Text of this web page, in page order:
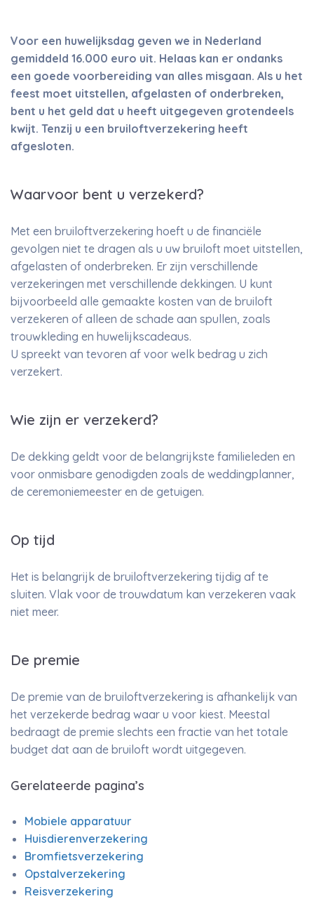
Voor een huwelijksdag geven we in Nederland
gemiddeld 16.000 euro uit. Helaas kan er ondanks
een goede voorbereiding van alles misgaan. Als u het
feest moet uitstellen, afgelasten of onderbreken,
bent u het geld dat u heeft uitgegeven grotendeels
kwijt. Tenzij u een bruiloftverzekering heeft
afgesloten.
Waarvoor bent u verzekerd?
Met een bruiloftverzekering hoeft u de financiële
gevolgen niet te dragen als u uw bruiloft moet uitstellen,
afgelasten of onderbreken. Er zijn verschillende
verzekeringen met verschillende dekkingen. U kunt
bijvoorbeeld alle gemaakte kosten van de bruiloft
verzekeren of alleen de schade aan spullen, zoals
trouwkleding en huwelijkscadeaus.
U spreekt van tevoren af voor welk bedrag u zich
verzekert.
Wie zijn er verzekerd?
De dekking geldt voor de belangrijkste familieleden en
voor onmisbare genodigden zoals de weddingplanner,
de ceremoniemeester en de getuigen.
Op tijd
Het is belangrijk de bruiloftverzekering tijdig af te
sluiten. Vlak voor de trouwdatum kan verzekeren vaak
niet meer.
De premie
De premie van de bruiloftverzekering is afhankelijk van
het verzekerde bedrag waar u voor kiest. Meestal
bedraagt de premie slechts een fractie van het totale
budget dat aan de bruiloft wordt uitgegeven.
Gerelateerde pagina’s
Mobiele apparatuur
Huisdierenverzekering
Bromfietsverzekering
Opstalverzekering
Reisverzekering